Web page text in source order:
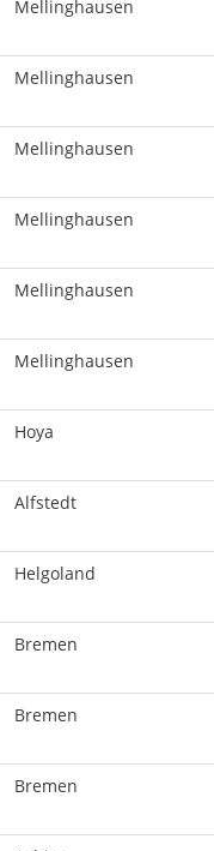
Mellinghausen
Mellinghausen
Mellinghausen
Mellinghausen
Mellinghausen
Mellinghausen
Hoya
Alfstedt
Helgoland
Bremen
Bremen
Bremen